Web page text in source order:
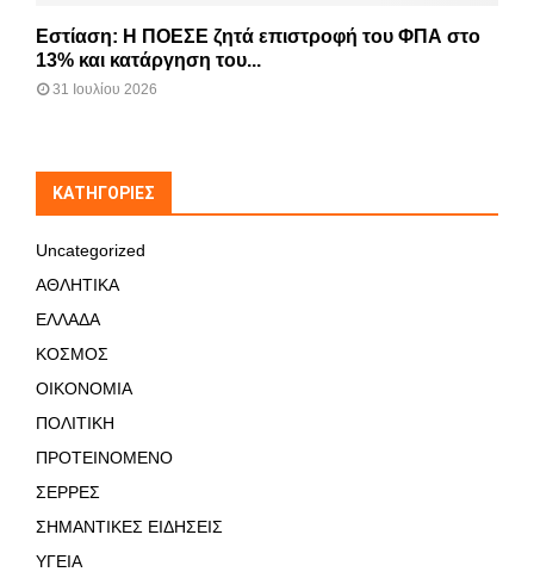
Εστίαση: Η ΠΟΕΣΕ ζητά επιστροφή του ΦΠΑ στο
13% και κατάργηση του...
31 Ιουλίου 2026
KΑΤΗΓΟΡΊΕΣ
Uncategorized
ΑΘΛΗΤΙΚΑ
ΕΛΛΑΔΑ
ΚΟΣΜΟΣ
ΟΙΚΟΝΟΜΙΑ
ΠΟΛΙΤΙΚΗ
ΠΡΟΤΕΙΝΟΜΕΝΟ
ΣΕΡΡΕΣ
ΣΗΜΑΝΤΙΚΕΣ ΕΙΔΗΣΕΙΣ
ΥΓΕΙΑ